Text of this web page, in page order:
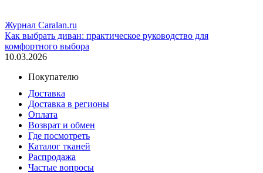
Журнал Caralan.ru
Как выбрать диван: практическое руководство для
комфортного выбора
10.03.2026
Покупателю
Доставка
Доставка в регионы
Оплата
Возврат и обмен
Где посмотреть
Каталог тканей
Распродажа
Частые вопросы